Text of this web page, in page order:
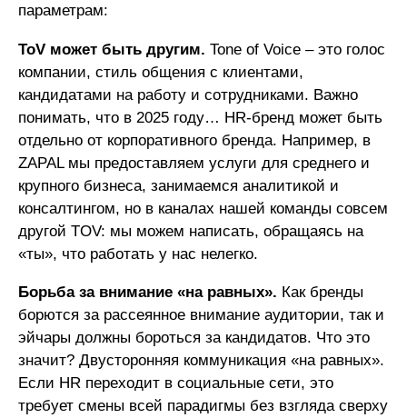
параметрам:
ToV может быть другим. Tone of Voice – это голос
компании, стиль общения с клиентами,
кандидатами на работу и сотрудниками. Важно
понимать, что в 2025 году… HR-бренд может быть
отдельно от корпоративного бренда. Например, в
ZAPAL мы предоставляем услуги для среднего и
крупного бизнеса, занимаемся аналитикой и
консалтингом, но в каналах нашей команды совсем
другой TOV: мы можем написать, обращаясь на
«ты», что работать у нас нелегко.
Борьба за внимание «на равных». Как бренды
борются за рассеянное внимание аудитории, так и
эйчары должны бороться за кандидатов. Что это
значит? Двусторонняя коммуникация «на равных».
Если HR переходит в социальные сети, это
требует смены всей парадигмы без взгляда сверху